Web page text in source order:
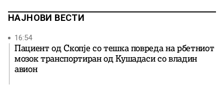
НАЈНОВИ ВЕСТИ
16:54
Пациент од Скопје со тешка повреда на рбетниот
мозок транспортиран од Кушадаси со владин
авион